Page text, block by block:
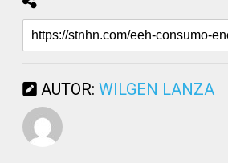
AUTOR:WILGEN LANZA